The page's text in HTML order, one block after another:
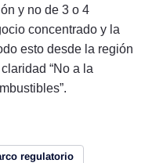
y no de 3 o 4
concentrado y la
esto desde la región
“No a la
regulatorio